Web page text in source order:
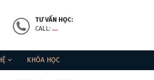
TƯ VẤN HỌC:
CALL: ...
KHÓA HỌC